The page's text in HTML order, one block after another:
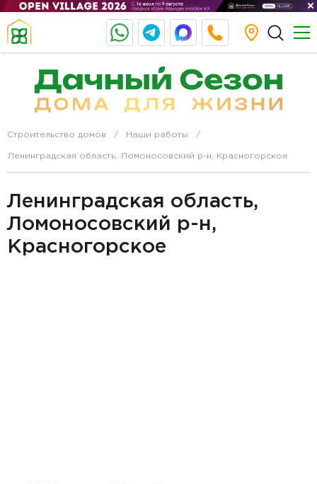
Строительство домов Наши работы
Ленинградская область, Ломоносовский р-н, Красногорское
Ленинградская область,
Ломоносовский р-н,
Красногорское